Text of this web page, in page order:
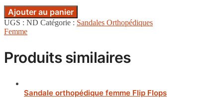
Ajouter au panier
UGS : ND Catégorie : Sandales Orthopédiques
Femme
Produits similaires
Sandale orthopédique femme Flip Flops